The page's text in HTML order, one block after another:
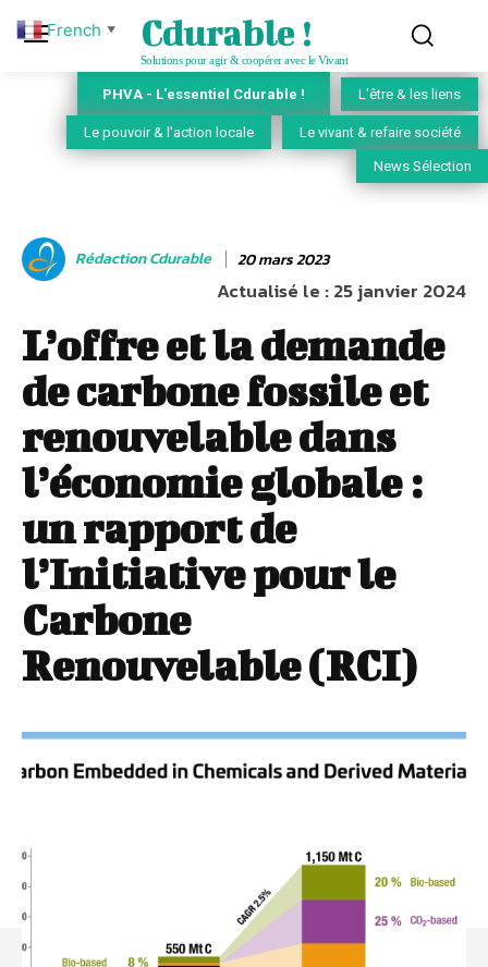
Cdurable !
Solutions pour agir & coopérer avec le Vivant
PHVA - L'essentiel Cdurable ! L'être & les liens
Le pouvoir & l'action locale Le vivant & refaire société
News Sélection
Rédaction Cdurable 20 mars 2023
Actualisé le :25 janvier 2024
L’offre et la demande
de carbone fossile et
renouvelable dans
l’économie globale :
un rapport de
l’Initiative pour le
Carbone
Renouvelable (RCI)
French ▼